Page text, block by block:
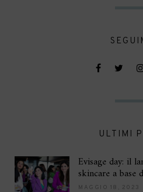
ULTIMI
Evisage day: il
skincare a base
MAGGIO 18, 2023